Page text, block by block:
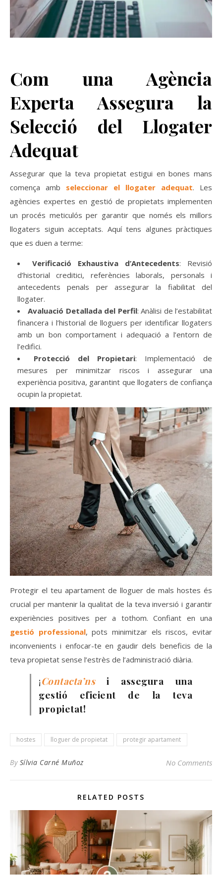
Com una Agència
Experta Assegura la
Selecció del Llogater
Adequat
Assegurar que la teva propietat estigui en bones mans
comença amb seleccionar el llogater adequat. Les
agències expertes en gestió de propietats implementen
un procés meticulós per garantir que només els millors
llogaters siguin acceptats. Aquí tens algunes pràctiques
que es duen a terme:
Verificació Exhaustiva d’Antecedents: Revisió
d’historial creditici, referències laborals, personals i
antecedents penals per assegurar la fiabilitat del
llogater.
Avaluació Detallada del Perfil: Anàlisi de l’estabilitat
financera i l’historial de lloguers per identificar llogaters
amb un bon comportament i adequació a l’entorn de
l’edifici.
Protecció del Propietari: Implementació de
mesures per minimitzar riscos i assegurar una
experiència positiva, garantint que llogaters de confiança
ocupin la propietat.
Protegir el teu apartament de lloguer de mals hostes és
crucial per mantenir la qualitat de la teva inversió i garantir
experiències positives per a tothom. Confiant en una
gestió professional, pots minimitzar els riscos, evitar
inconvenients i enfocar-te en gaudir dels beneficis de la
teva propietat sense l’estrès de l’administració diària.
¡Contacta’nsi assegura una
gestió eficient de la teva
propietat!
hostes lloguer de propietat protegir apartament
By Sílvia Carné Muñoz No Comments
RELATED POSTS